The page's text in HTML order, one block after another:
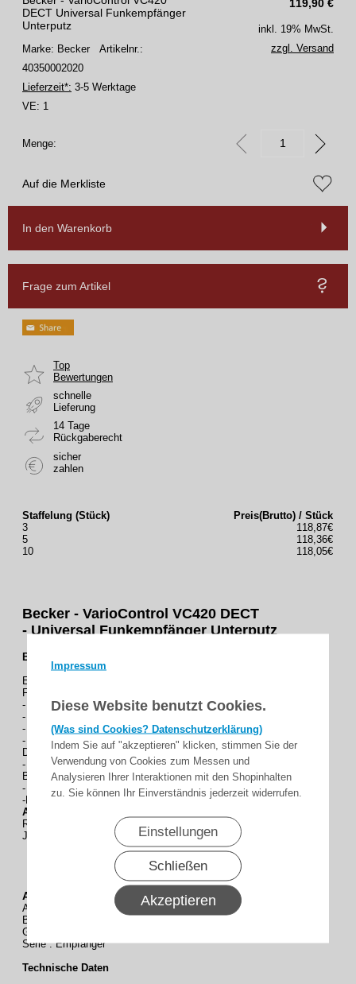
Impressum
Diese Website benutzt Cookies.
(Was sind Cookies? Datenschutzerklärung)
Indem Sie auf "akzeptieren" klicken, stimmen Sie der
Verwendung von Cookies zum Messen und
Analysieren Ihrer Interaktionen mit den Shopinhalten
zu. Sie können Ihr Einverständnis jederzeit widerrufen.
Einstellungen
Schließen
Akzeptieren
119,90 €
DECT Universal Funkempfänger
Unterputz
Marke: Becker Artikelnr.:
40350002020
Lieferzeit*: 3-5 Werktage
VE: 1
inkl. 19% MwSt.
zzgl. Versand
Menge:
Auf die Merkliste
In den Warenkorb
Frage zum Artikel
Top
Bewertungen
schnelle
Lieferung
14 Tage
Rückgaberecht
sicher
zahlen
Staffelung (Stück)
Preis(Brutto) / Stück
3
118,87€
5
118,36€
10
118,05€
Becker - VarioControl VC420 DECT
- Universal Funkempfänger Unterputz
Beschreibung :
Ermöglicht die Nachrüstung bereits verbauter Antriebe in die
FRITZ!Box-Hausautomation
- One-button-learn-in: Einfaches Einlernen durch Tastendruck
- Drahtloses Softwareupdate möglich
- Anschluss eines zusätzlichen Bedienelementes möglich
- Einbau in jede Unterputz-Gerätedose Ø 58 mm nach
DIN EN 49073 / DIN EN 60670 möglich
- Einbau in jede tiefe Unterputz-Schalterdose hinter dem
Bedienelement möglich
- Kombinierbar mit jedem Schalterprogramm
-Definierte Fahrbefehle möglich
Anwendungsempfehlung
Rollladen
Jalousie / Raffstore
Allgemeine Artikel-Daten
Artikelnummer : 4035 000 202 0
Bezeichnung : VarioControl VC420 DECT Empfänger
GTIN : 4251852916834
Serie : Empfänger
Technische Daten